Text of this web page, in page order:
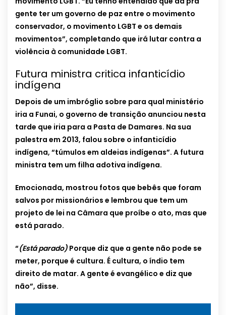
gente ter um governo de paz entre o movimento
conservador, o movimento LGBT e os demais
movimentos”, completando que irá lutar contra a
violência à comunidade LGBT.
Futura ministra critica infanticídio
indígena
Depois de um imbróglio sobre para qual ministério
iria a Funai, o governo de transição anunciou nesta
tarde que iria para a Pasta de Damares. Na sua
palestra em 2013, falou sobre o infanticídio
indígena, “túmulos em aldeias indígenas”. A futura
ministra tem um filha adotiva indígena.
Emocionada, mostrou fotos que bebês que foram
salvos por missionários e lembrou que tem um
projeto de lei na Câmara que proíbe o ato, mas que
está parado.
“(Está parado) Porque diz que a gente não pode se
meter, porque é cultura. É cultura, o índio tem
direito de matar. A gente é evangélico e diz que
não”, disse.